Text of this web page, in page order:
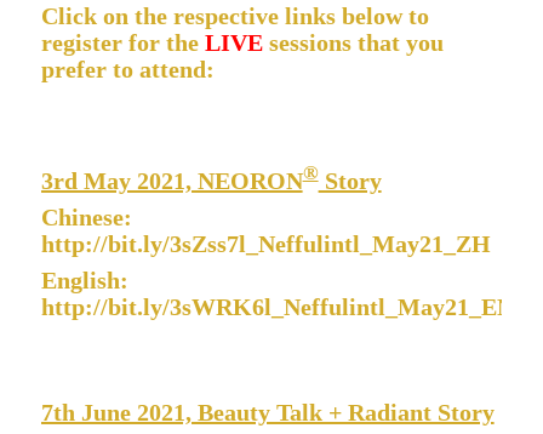
Click on the respective links below to
register for the LIVEsessions that you
prefer to attend:
3rd May 2021, NEORON®Story
Chinese:
http://bit.ly/3sZss7l_Neffulintl_May21_ZH
English:
http://bit.ly/3sWRK6l_Neffulintl_May21_EN
7th June 2021, Beauty Talk + Radiant Story